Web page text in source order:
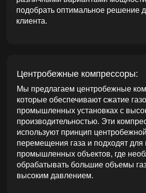
Мы обеспечиваем полную техническую
поддержку, а также услуги по установке, наладке
и обслуживанию компрессоров, чтобы
гарантировать их долгосрочную и
бесперебойную работу в любых условиях.